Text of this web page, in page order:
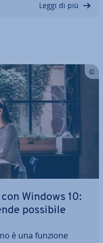
Leggi di più
Windows 10:
possibile
è una funzione